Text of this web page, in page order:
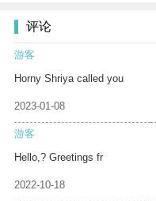
评论
游客
Horny Shriya called you
2023-01-08
游客
Hello,? Greetings fr
2022-10-18